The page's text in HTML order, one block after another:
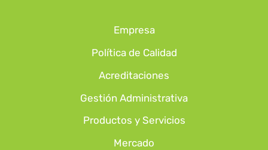
Empresa
Política de Calidad
Acreditaciones
Gestión Administrativa
Productos y Servicios
Mercado